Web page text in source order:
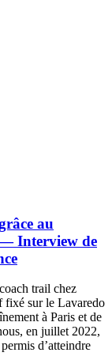
au
Interview de
trail chez
fixé sur le Lavaredo
à Paris et de
en juillet 2022,
d’atteindre